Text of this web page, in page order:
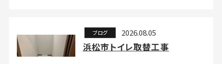
ブログ 2026.08.05
浜松市トイレ取替工事